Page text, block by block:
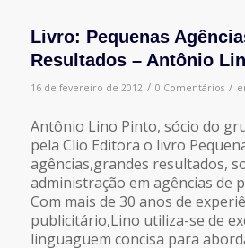
Livro: Pequenas
Resultados – Antônio
16 de fevereiro de 2012 / 0 Comentários /
Antônio Lino Pinto, sócio do
pela Clio Editora o livro
agências,grandes resultados,
administração em agências de
Com mais de 30 anos de
publicitário,Lino utiliza-se de
linguaguem concisa para